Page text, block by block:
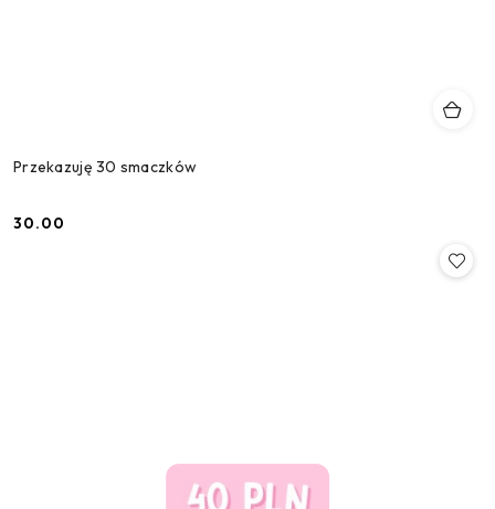
Przekazuję 30 smaczków
Cena:
30.00